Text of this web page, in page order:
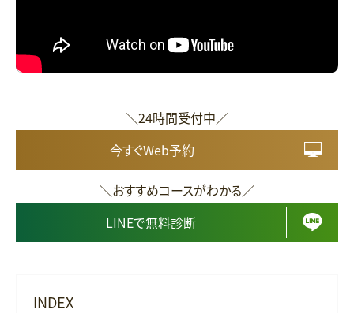
＼24時間受付中／
今すぐWeb予約
＼おすすめコースがわかる／
LINEで無料診断
INDEX